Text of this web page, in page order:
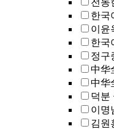
전동
한국
이윤
한국
정구
中华
中华
덕분
이명
김원